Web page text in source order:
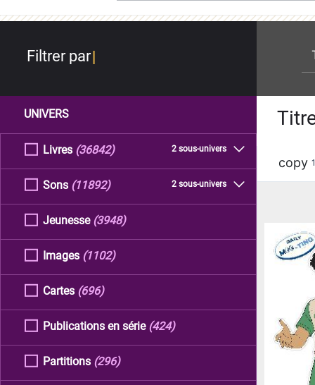
Filtrer par
UNIVERS
Livres 2 sous-univers
(36842)
Sons 2 sous-univers
(11892)
Jeunesse (3948)
Images (1102)
Cartes (696)
Publications en série (424)
Partitions (296)
copy